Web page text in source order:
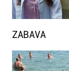
ZABAVA